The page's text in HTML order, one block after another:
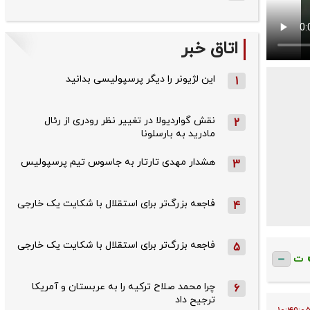
ت
اتاق خبر
1 این لژیونر را دیگر پرسپولیسی بدانید
2
نقش گواردیولا در تغییر نظر رودری از رئال
مادرید به بارسلونا
3 هشدار مهدی تارتار به جاسوس تیم پرسپولیس
4 فاجعه بزرگ‌تر برای استقلال با شکایت یک خارجی
5 فاجعه بزرگ‌تر برای استقلال با شکایت یک خارجی
6
چرا محمد صلاح ترکیه را به عربستان و آمریکا
ترجیح داد